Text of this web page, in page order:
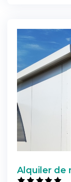
Alquiler de